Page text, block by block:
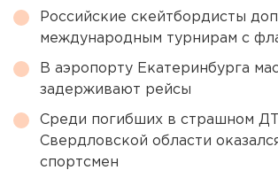
Российские скейтбордисты
международным турнирам с
В аэропорту Екатеринбурга
задерживают рейсы
Среди погибших в страшном
Свердловской области
спортсмен